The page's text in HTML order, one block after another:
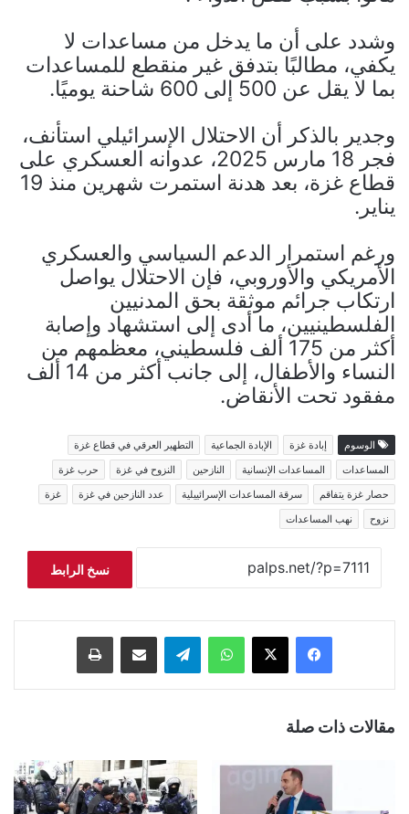
وشدد على أن ما يدخل من مساعدات لا
يكفي، مطالبًا بتدفق غير منقطع للمساعدات
بما لا يقل عن 500 إلى 600 شاحنة يوميًا.
وجدير بالذكر أن الاحتلال الإسرائيلي استأنف،
فجر 18 مارس 2025، عدوانه العسكري على
قطاع غزة، بعد هدنة استمرت شهرين منذ 19
يناير.
ورغم استمرار الدعم السياسي والعسكري
الأمريكي والأوروبي، فإن الاحتلال يواصل
ارتكاب جرائم موثقة بحق المدنيين
الفلسطينيين، ما أدى إلى استشهاد وإصابة
أكثر من 175 ألف فلسطيني، معظمهم من
النساء والأطفال، إلى جانب أكثر من 14 ألف
مفقود تحت الأنقاض.
الوسوم إبادة غزة الإبادة الجماعية
التطهير العرقي في قطاع غزة
المساعدات
المساعدات الإنسانية النازحين النزوح في غزة
حرب غزة
حصار غزة يتفاقم
سرقة المساعدات الإسرائييلية عدد النازحين في غزة
غزة
نزوح
نهب المساعدات
نسخ الرابط
فيسبوك ‫X واتساب تيلقرام مشاركة عبر البريد طباعة
مقالات ذات صلة